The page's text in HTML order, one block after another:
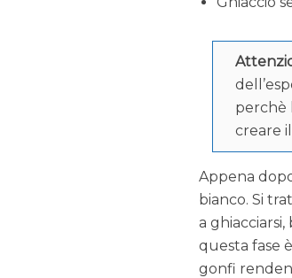
perchè
creare
Appena
bianco. Si
a
questa fase
gonfi